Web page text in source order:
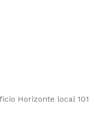
Horizonte local 101